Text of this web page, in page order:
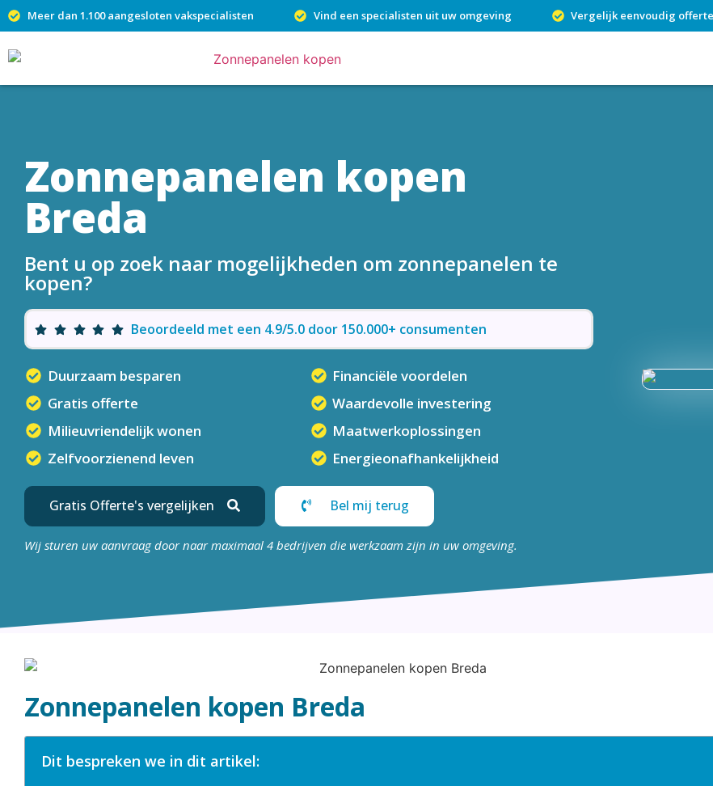
Meer dan 1.100 aangesloten vakspecialisten Vind een specialisten uit uw omgeving Vergelijk eenvoudig
Zonnepanelen kopen
Breda
Bent u op zoek naar mogelijkheden om zonnepanelen te
kopen?
Beoordeeld met een 4.9/5.0 door 150.000+ consumenten
Duurzaam besparen
Gratis offerte
Milieuvriendelijk wonen
Zelfvoorzienend leven
Financiële voordelen
Waardevolle investering
Maatwerkoplossingen
Energieonafhankelijkheid
Gratis Offerte's vergelijken Bel mij terug
Wij sturen uw aanvraag door naar maximaal 4 bedrijven die werkzaam zijn in uw omgeving.
Zonnepanelen kopen Breda
Dit bespreken we in dit artikel: